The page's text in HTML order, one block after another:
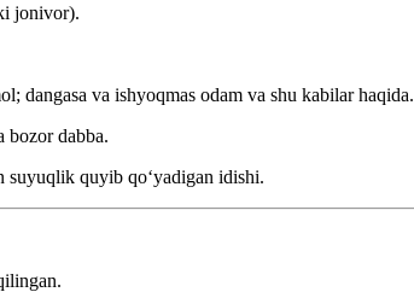
jonivor).
dangasa va ishyoqmas odam va shu kabilar haqida.
bozor dabba.
suyuqlik quyib qoʻyadigan idishi.